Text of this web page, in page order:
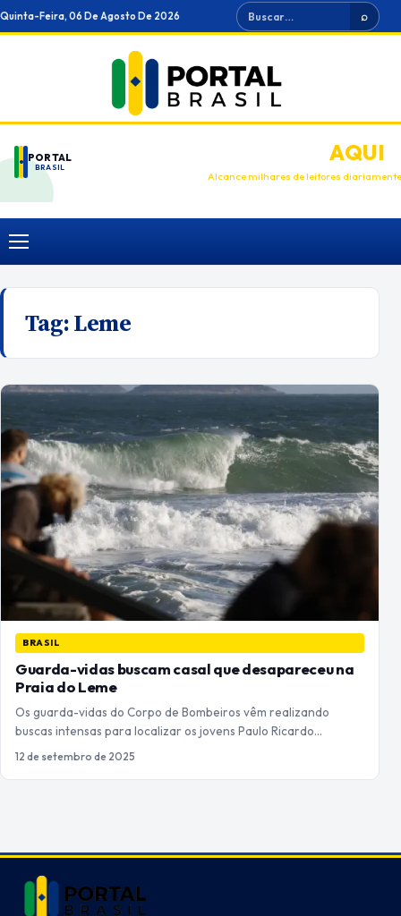
Ir
para
Quinta-Feira, 06 De Agosto De 2026 Buscar ⌕
PORTAL
BRASIL
ANUNCIEAQUI
Alcance milhares de leitores diariamente
Menu
Tag:Leme
BRASIL
Guarda-vidas buscam casal que desapareceu na
Praia do Leme
Os guarda-vidas do Corpo de Bombeiros vêm realizando
buscas intensas para localizar os jovens Paulo Ricardo…
12 de setembro de 2025